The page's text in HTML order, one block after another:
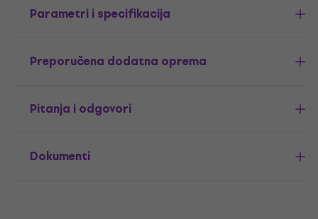
Parametri i specifikacija
Preporučena dodatna oprema
Pitanja i odgovori
Dokumenti